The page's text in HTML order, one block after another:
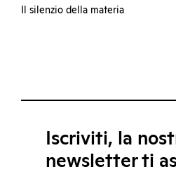
Il silenzio della materia
Iscriviti, la
newsletter ti